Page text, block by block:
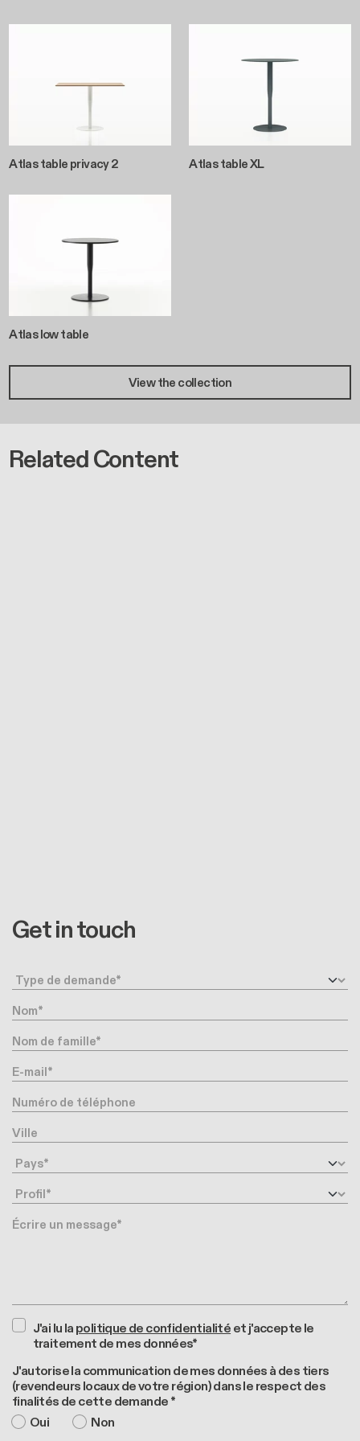
Atlas table privacy 2 Atlas table XL
Atlas low table
View the collection
Related Content
Get in touch
Type de demande
Nom
Nom de famille
E-mail
Numéro de téléphone
Ville
Pays
Profil
Message
J'ai lu lapolitique de confidentialitéet j'accepte le
traitement de mes données*
J'autorise la communication de mes données à des tiers
(revendeurs locaux de votre région) dans le respect des
finalités de cette demande *
Oui
Non